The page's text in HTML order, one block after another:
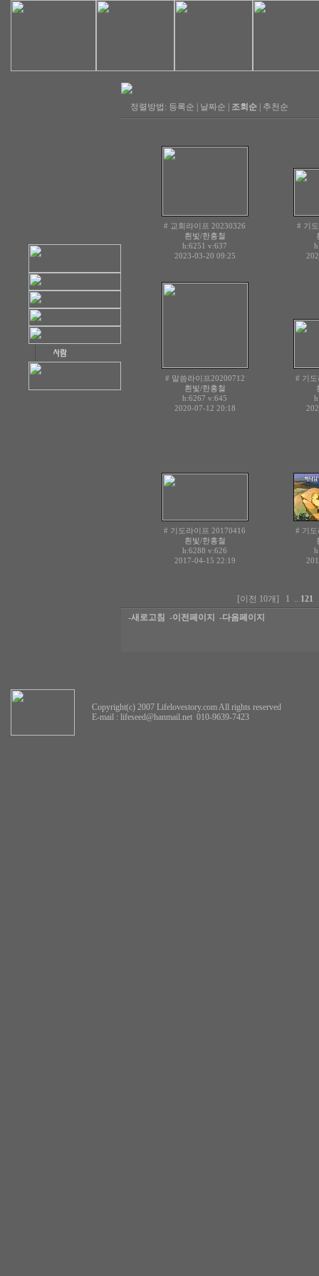
정렬방법: 등록순 날짜순 조회순 추천순
# 교회라이프 20230326
흰빛/한홍철
h:6251 v:637
2023-03-20 09:25
# 기
# 말씀라이프20200712
흰빛/한홍철
h:6267 v:645
2020-07-12 20:18
# 기
# 기도라이프 20170416
흰빛/한홍철
h:6288 v:626
2017-04-15 22:19
# 기
[이전 10개] 1 .. 121
-새로고침
-이전페이지 -다음페이지
Copyright(c) 2007 Lifelovestory.com All rights reserved
E-mail : lifeseed@hanmail.net 010-9639-7423